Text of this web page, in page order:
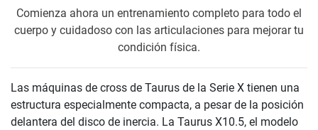
Comienza ahora un entrenamiento completo para todo el
cuerpo y cuidadoso con las articulaciones para mejorar tu
condición física.
Las máquinas de cross de Taurus de la Serie X tienen una
estructura especialmente compacta, a pesar de la posición
delantera del disco de inercia. La Taurus X10.5, el modelo